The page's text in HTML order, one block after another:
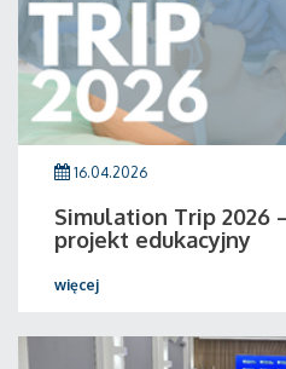
16.04.2026
Simulation Trip 2026
projekt edukacyjny
więcej